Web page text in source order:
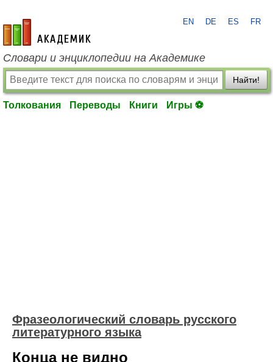
academic.ru
EN DE ES FR
Словари и энциклопедии на Академике
Найти!
Толкования Переводы Книги Игры ⚽
Фразеологический словарь русского
литературного языка
Конца не видно